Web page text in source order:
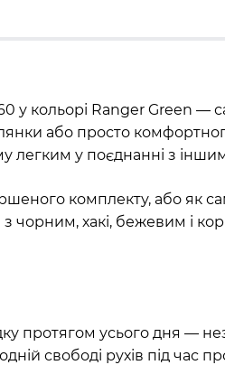
кольорі Ranger Green —
або просто
легким у поєднанні з
комплекту, або як
чорним, хакі, бежевим і
протягом усього дня —
свободі рухів під час